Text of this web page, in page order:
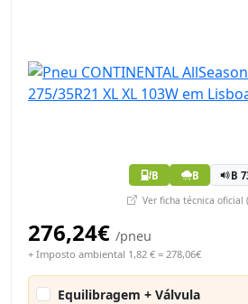
B B B
Ver ficha técnica oficial
276,24€ /pneu
+ Imposto ambiental 1,82 € = 278,06€
Equilibragem + Válvula